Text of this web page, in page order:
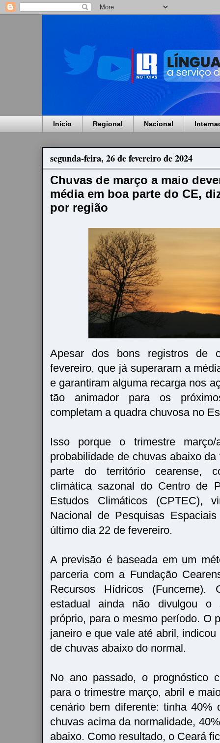
Início Regional Nacional
segunda-feira, 26 de fevereiro de 2024
Chuvas de março a maio
média em boa parte do CE,
por região
Apesar dos bons registros de
fevereiro, que já superaram a
e garantiram alguma recarga nos
tão animador para os
completam a quadra chuvosa no
Isso porque o trimestre março/
probabilidade de chuvas abaixo
parte do território cearense,
climática sazonal do Centro de
Estudos Climáticos (CPTEC),
Nacional de Pesquisas
último dia 22 de fevereiro.
A previsão é baseada em um
parceria com a Fundação
Recursos Hídricos (Funceme).
estadual ainda não divulgou o
próprio, para o mesmo período. O
janeiro e que vale até abril,
de chuvas abaixo do normal.
No ano passado, o prognóstico
para o trimestre março, abril e
cenário bem diferente: tinha 40%
chuvas acima da normalidade,
abaixo. Como resultado, o Ceará